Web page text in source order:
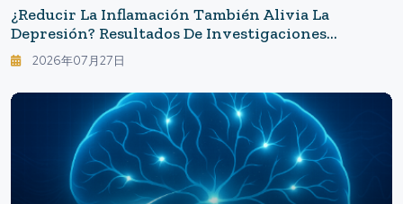
¿Reducir La Inflamación También Alivia La
Depresión? Resultados De Investigaciones
Destacadas Y Limitaciones Que No Deben Pasarse
Por Alto
2026年07月27日